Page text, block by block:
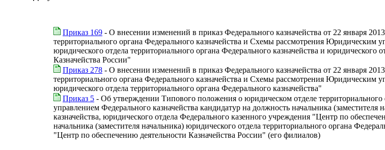
Приказ 169 - О внесении изменений в приказ Федерального казначейства от 22 января
территориального органа Федерального казначейства и Схемы рассмотрения Юридическим
юридического отдела территориального органа Федерального казначейства и
Казначейства России"
Приказ 278 - О внесении изменений в приказ Федерального казначейства от 22 января
территориального органа Федерального казначейства и Схемы рассмотрения Юридическим
юридического отдела территориального органа Федерального казначейства"
Приказ 5 - Об утверждении Типового положения о юридическом отделе
управлением Федерального казначейства кандидатур на должность начальника
казначейства, юридического отдела Федерального казенного учреждения "Центр по
начальника (заместителя начальника) юридического отдела территориального органа
"Центр по обеспечению деятельности Казначейства России" (его филиалов)